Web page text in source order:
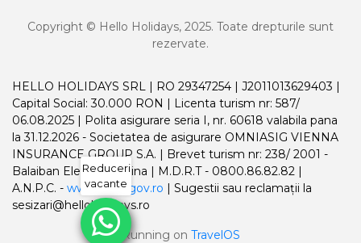
Copyright © Hello Holidays, 2025. Toate drepturile sunt
rezervate.
HELLO HOLIDAYS SRL | RO 29347254 | J2011013629403 |
Capital Social: 30.000 RON | Licenta turism nr: 587/
06.08.2025 | Polita asigurare seria I, nr. 60618 valabila pana
la 31.12.2026 - Societatea de asigurare OMNIASIG VIENNA
INSURANCE GROUP S.A. | Brevet turism nr: 238/ 2001 -
Balaiban Elena Madalina | M.D.R.T - 0800.86.82.82 |
A.N.P.C. - www.anpc.gov.ro | Sugestii sau reclamații la
sesizari@helloholidays.ro
Running on TravelOS
Reduceri
vacante